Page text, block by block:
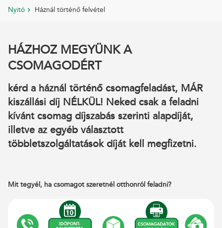
Nyitó Háznál történő felvétel
HÁZHOZ MEGYÜNK A
CSOMAGODÉRT
kérd a háznál történő csomagfeladást, MÁR
kiszállási díj NÉLKÜL! Neked csak a feladni
kívánt csomag díjszabás szerinti alapdíját,
illetve az egyéb választott
többletszolgáltatások díját kell megfizetni.
Mit tegyél, ha csomagot szeretnél otthonról feladni?